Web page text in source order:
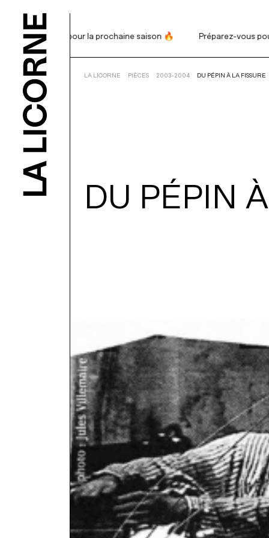
vous pour la prochaine saison 🔥 Préparez-vous pour
BILLETTERIE
LA LICORNE PIÈCES 2003-2004 DU PÉPIN À LA FISSURE
DU PÉPIN À